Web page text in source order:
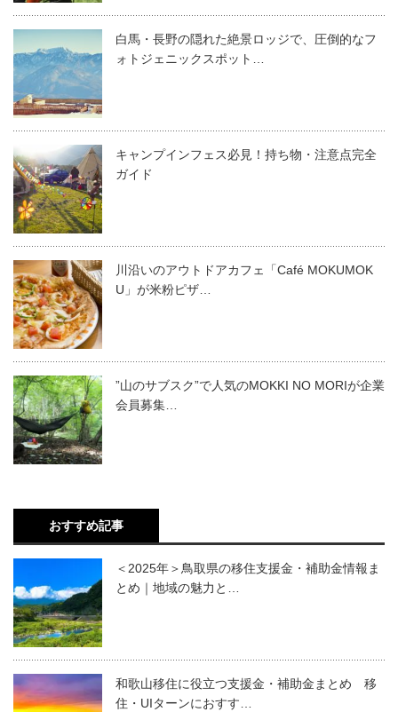
白馬・長野の隠れた絶景ロッジで、圧倒的なフ
ォトジェニックスポット…
キャンプインフェス必見！持ち物・注意点完全
ガイド
川沿いのアウトドアカフェ「Café MOKUMOK
U」が米粉ピザ…
”山のサブスク”で人気のMOKKI NO MORIが企業
会員募集…
おすすめ記事
＜2025年＞鳥取県の移住支援金・補助金情報ま
とめ｜地域の魅力と…
和歌山移住に役立つ支援金・補助金まとめ 移
住・UIターンにおすす…